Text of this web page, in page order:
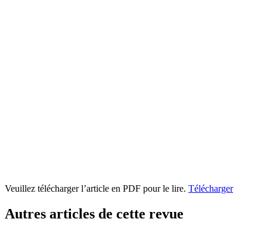
Veuillez télécharger l’article en PDF pour le lire. Télécharger
Autres articles de cette revue